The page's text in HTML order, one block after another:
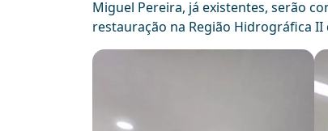
Miguel Pereira, já existentes, serão
restauração na Região Hidrográfica II